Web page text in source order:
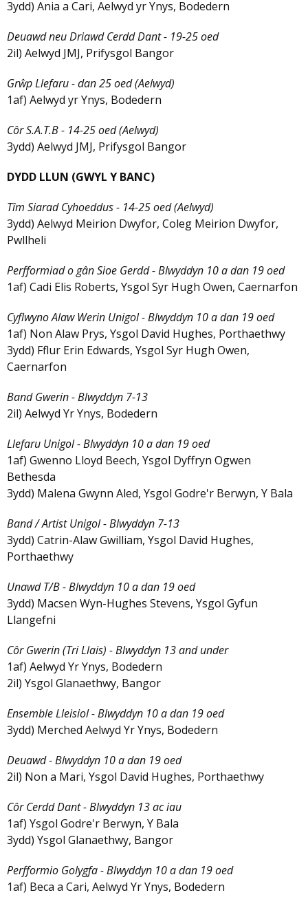
3ydd) Ania a Cari, Aelwyd yr Ynys, Bodedern
Deuawd neu Driawd Cerdd Dant - 19-25 oed
2il) Aelwyd JMJ, Prifysgol Bangor
Grŵp Llefaru - dan 25 oed (Aelwyd)
1af) Aelwyd yr Ynys, Bodedern
Côr S.A.T.B - 14-25 oed (Aelwyd)
3ydd) Aelwyd JMJ, Prifysgol Bangor
DYDD LLUN (GWYL Y BANC)
Tîm Siarad Cyhoeddus - 14-25 oed (Aelwyd)
3ydd) Aelwyd Meirion Dwyfor, Coleg Meirion Dwyfor,
Pwllheli
Perfformiad o gân Sioe Gerdd - Blwyddyn 10 a dan 19 oed
1af) Cadi Elis Roberts, Ysgol Syr Hugh Owen, Caernarfon
Cyflwyno Alaw Werin Unigol - Blwyddyn 10 a dan 19 oed
1af) Non Alaw Prys, Ysgol David Hughes, Porthaethwy
3ydd) Fflur Erin Edwards, Ysgol Syr Hugh Owen,
Caernarfon
Band Gwerin - Blwyddyn 7-13
2il) Aelwyd Yr Ynys, Bodedern
Llefaru Unigol - Blwyddyn 10 a dan 19 oed
1af) Gwenno Lloyd Beech, Ysgol Dyffryn Ogwen
Bethesda
3ydd) Malena Gwynn Aled, Ysgol Godre'r Berwyn, Y Bala
Band / Artist Unigol - Blwyddyn 7-13
3ydd) Catrin-Alaw Gwilliam, Ysgol David Hughes,
Porthaethwy
Unawd T/B - Blwyddyn 10 a dan 19 oed
3ydd) Macsen Wyn-Hughes Stevens, Ysgol Gyfun
Llangefni
Côr Gwerin (Tri Llais) - Blwyddyn 13 and under
1af) Aelwyd Yr Ynys, Bodedern
2il) Ysgol Glanaethwy, Bangor
Ensemble Lleisiol - Blwyddyn 10 a dan 19 oed
3ydd) Merched Aelwyd Yr Ynys, Bodedern
Deuawd - Blwyddyn 10 a dan 19 oed
2il) Non a Mari, Ysgol David Hughes, Porthaethwy
Côr Cerdd Dant - Blwyddyn 13 ac iau
1af) Ysgol Godre'r Berwyn, Y Bala
3ydd) Ysgol Glanaethwy, Bangor
Perfformio Golygfa - Blwyddyn 10 a dan 19 oed
1af) Beca a Cari, Aelwyd Yr Ynys, Bodedern